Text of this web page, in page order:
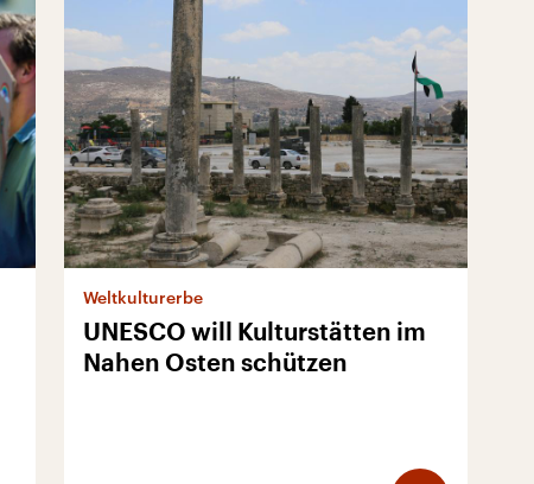
Weltkulturerbe
UNESCO will Kulturstätten im
Nahen Osten schützen